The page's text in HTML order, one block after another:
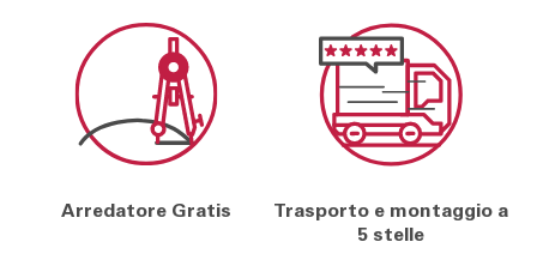
Arredatore Gratis
Trasporto e montaggio a
5 stelle